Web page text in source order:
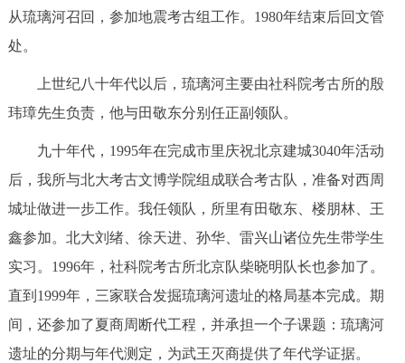
从琉璃河召回，参加地震考古组工作。1980年结束后回文管
处。
上世纪八十年代以后，琉璃河主要由社科院考古所的殷
玮璋先生负责，他与田敬东分别任正副领队。
九十年代，1995年在完成市里庆祝北京建城3040年活动
后，我所与北大考古文博学院组成联合考古队，准备对西周
城址做进一步工作。我任领队，所里有田敬东、楼朋林、王
鑫参加。北大刘绪、徐天进、孙华、雷兴山诸位先生带学生
实习。1996年，社科院考古所北京队柴晓明队长也参加了。
直到1999年，三家联合发掘琉璃河遗址的格局基本完成。期
间，还参加了夏商周断代工程，并承担一个子课题：琉璃河
遗址的分期与年代测定，为武王灭商提供了年代学证据。